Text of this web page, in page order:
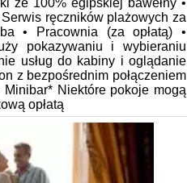
ze 100% egipskiej bawełny •
ręczników plażowych za
• Pracownia (za opłatą) •
pokazywaniu i wybieraniu
usług do kabiny i oglądanie
z bezpośrednim połączeniem
Niektóre pokoje mogą
opłatą